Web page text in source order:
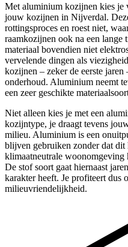
Met aluminium kozijnen kies je
jouw kozijnen in Nijverdal.
rottingsproces en roest niet,
raamkozijnen ook na een
materiaal bovendien niet
vervelende dingen als
kozijnen – zeker de eerste
onderhoud. Aluminium neemt
een zeer geschikte
Niet alleen kies je met een
kozijntype, je draagt tevens
milieu. Aluminium is een
blijven gebruiken zonder dat dit
klimaatneutrale
De stof soort gaat hiernaast
karakter heeft. Je profiteert dus
milieuvriendelijkheid.